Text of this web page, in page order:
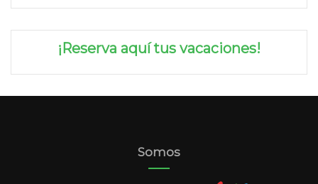
¡Reserva aquí tus vacaciones!
Somos